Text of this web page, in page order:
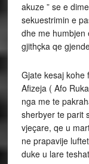
akuze ” se e
sekuestrimin e
dhe me humbjen
gjithçka qe
Gjate kesaj kohe
Afizeja ( Afo
nga me te
sherbyer te parit
vjeçare, qe u
ne prapavije
duke u lare